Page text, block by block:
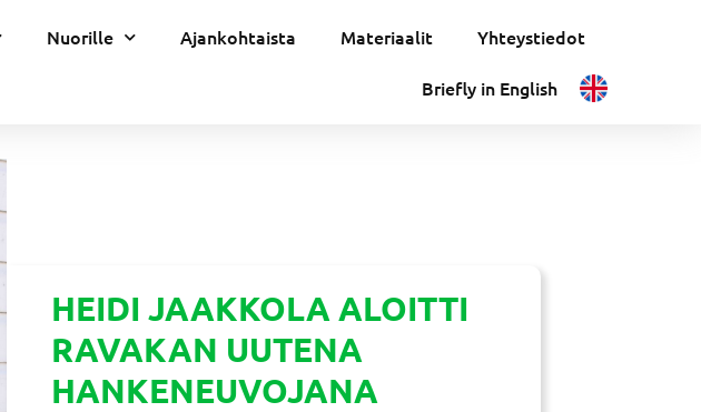
Nuorille Ajankohtaista Materiaalit Yhteystiedot
Briefly in English
HEIDI JAAKKOLA ALOITTI
RAVAKAN UUTENA
HANKENEUVOJANA